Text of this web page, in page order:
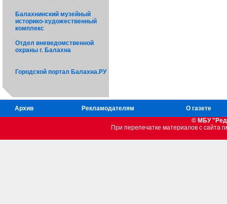
Балахнинский музейный
историко-художественный
комплекс
Отдел вневедомственной
охраны г. Балахна
Городской портал Балахна.РУ
Архив Рекламодателям
О газете
© МБУ
При перепечатке материалов c сайта